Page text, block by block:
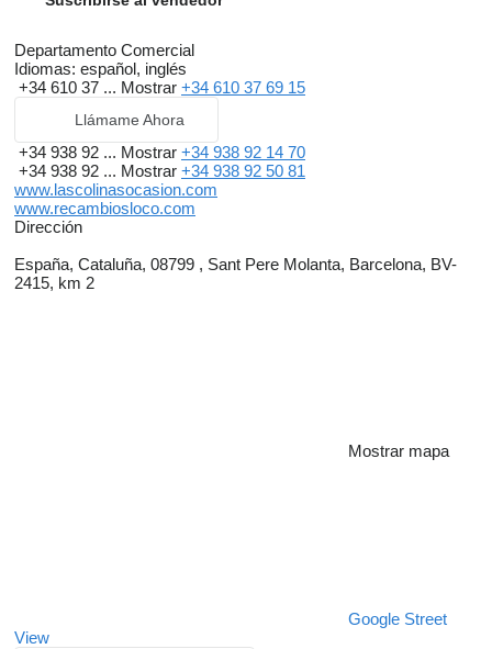
Departamento Comercial
Idiomas: español, inglés
+34 610 37 ... Mostrar +34 610 37 69 15
Llámame Ahora
+34 938 92 ... Mostrar +34 938 92 14 70
+34 938 92 ... Mostrar +34 938 92 50 81
www.lascolinasocasion.com
www.recambiosloco.com
Dirección
España, Cataluña, 08799 , Sant Pere Molanta, Barcelona, BV-
2415, km 2
Mostrar mapa
Google Street
View